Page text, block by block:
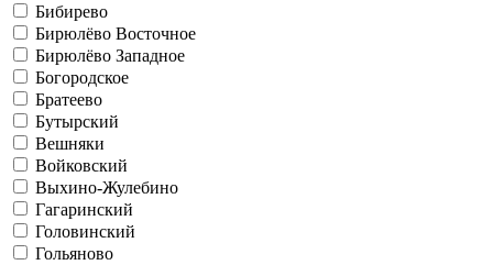
Бибирево
Бирюлёво Восточное
Бирюлёво Западное
Богородское
Братеево
Бутырский
Вешняки
Войковский
Выхино-Жулебино
Гагаринский
Головинский
Гольяново